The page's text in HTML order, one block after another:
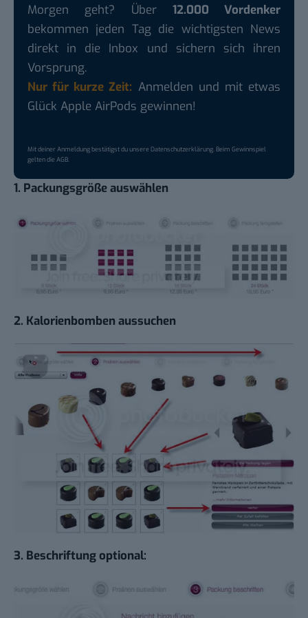
Morgen geht? Über 12.000 Vordenker
bekommen jeden Tag die wichtigsten News
direkt in die Inbox und sichern sich ihren
Vorsprung.
Nur für kurze Zeit: Anmelden und mit etwas
Glück Apple AirPods gewinnen!
Mit deiner Anmeldung bestätigst du unsereDatenschutzerklärung. Beim Gewinnspiel
gelten dieAGB.
1. Packungsgröße auswählen
2. Kalorienbomben aussuchen
3. Beschriftung optional: